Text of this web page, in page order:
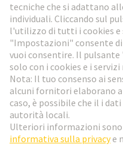
Vai al registrazione
Social Media
Svizzera Italiano